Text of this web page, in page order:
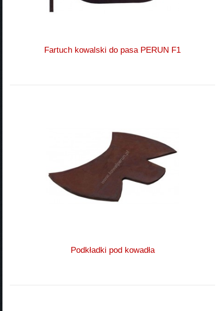
Fartuch kowalski do pasa PERUN F1
Podkładki pod kowadła